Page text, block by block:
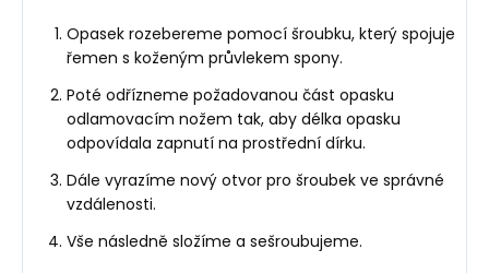
Opasek rozebereme pomocí šroubku, který spojuje
řemen s koženým průvlekem spony.
Poté odřízneme požadovanou část opasku
odlamovacím nožem tak, aby délka opasku
odpovídala zapnutí na prostřední dírku.
Dále vyrazíme nový otvor pro šroubek ve správné
vzdálenosti.
Vše následně složíme a sešroubujeme.